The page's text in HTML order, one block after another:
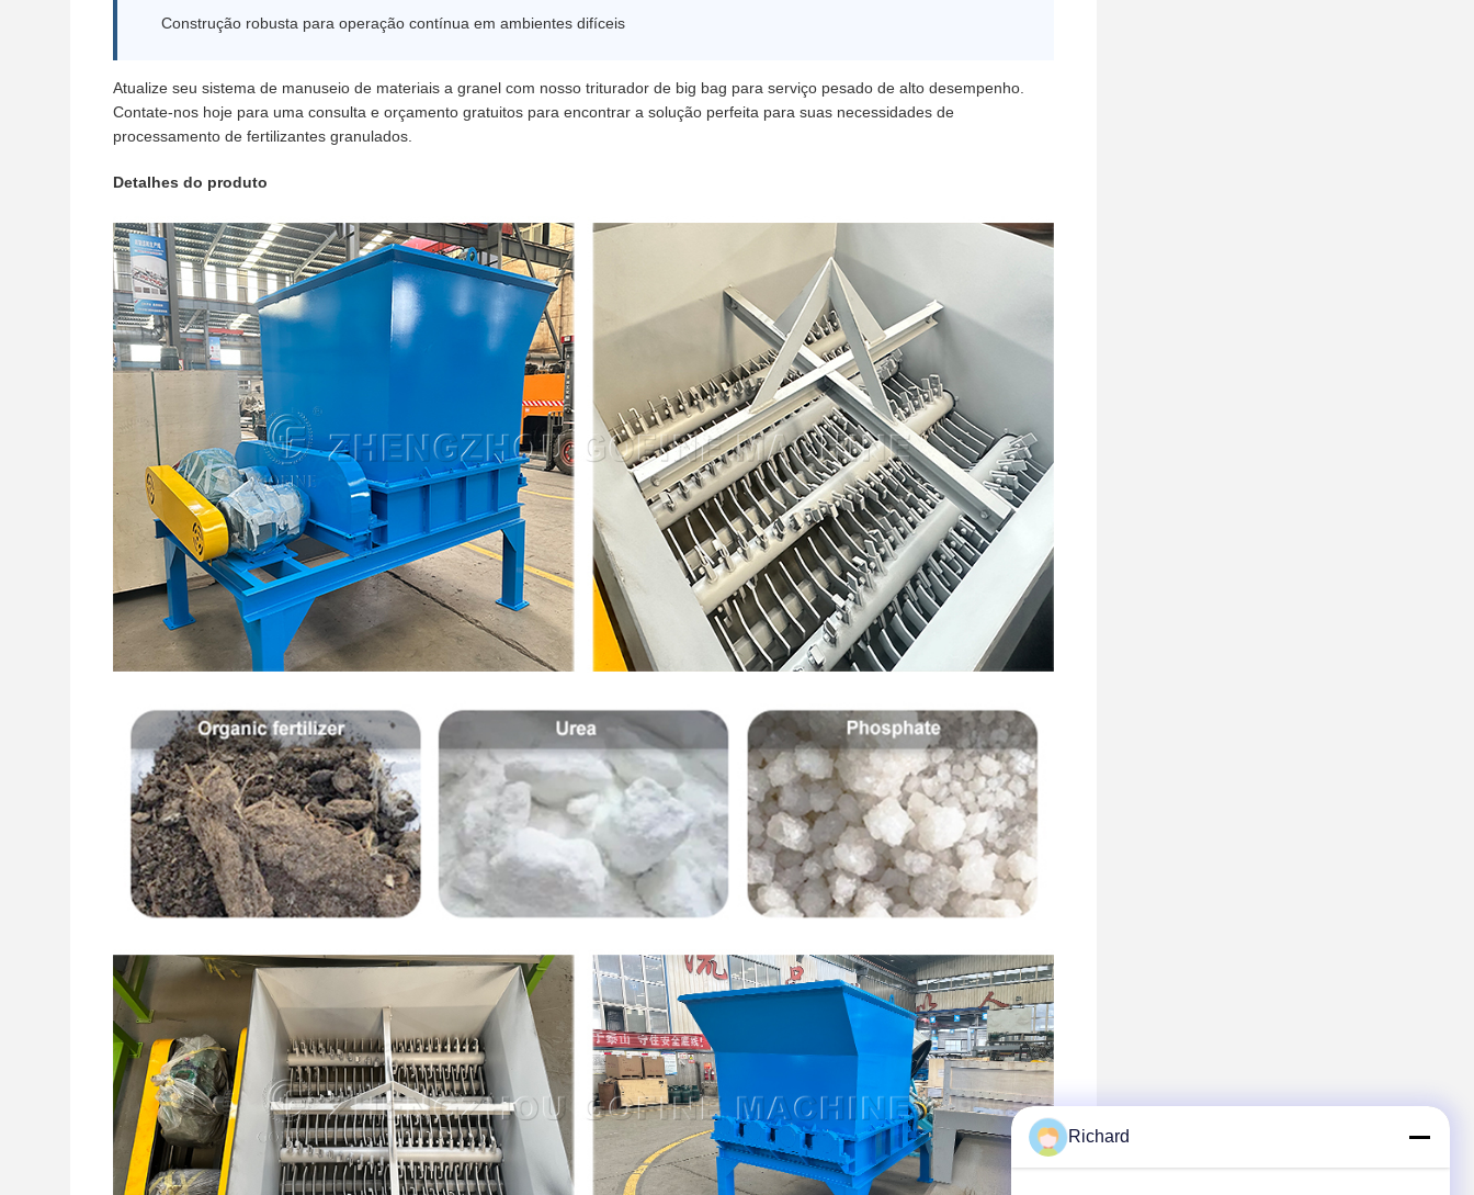
Construção robusta para operação contínua em ambientes difíceis
Atualize seu sistema de manuseio de materiais a granel com nosso triturador de big bag para serviço pesado de alto desempenho.
Contate-nos hoje para uma consulta e orçamento gratuitos para encontrar a solução perfeita para suas necessidades de
processamento de fertilizantes granulados.
Detalhes do produto
Richard